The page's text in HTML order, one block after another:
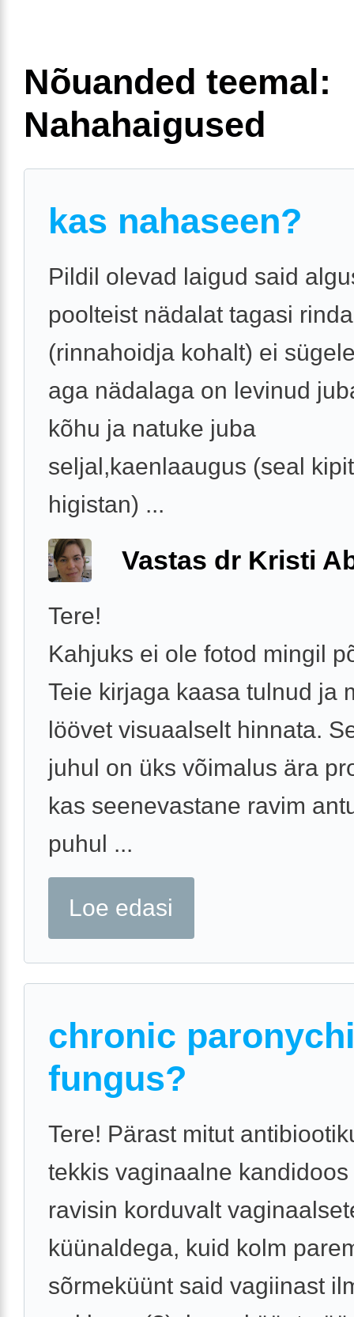
Nõuanded teemal:
Nahahaigused
kas nahaseen?
Pildil olevad laigud said
poolteist nädalat tagasi
(rinnahoidja kohalt) ei
aga nädalaga on levinud
kõhu ja natuke juba
seljal,kaenlaaugus (seal
higistan) ...
Vastas dr Kristi
Tere!
Kahjuks ei ole fotod mingil
Teie kirjaga kaasa tulnud ja
löövet visuaalselt hinnata.
juhul on üks võimalus ära
kas seenevastane ravim
puhul ...
Loe edasi
chronic
fungus?
Tere! Pärast mitut
tekkis vaginaalne
ravisin korduvalt
küünaldega, kuid kolm
sõrmeküünt said vagiinast